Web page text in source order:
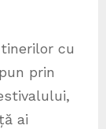
cu
prin
ai